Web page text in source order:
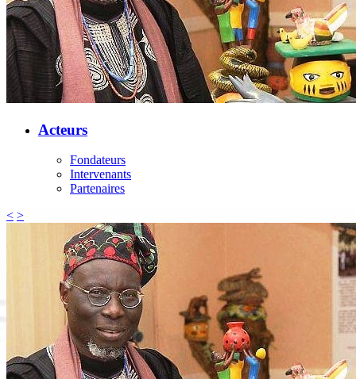
Acteurs
Fondateurs
Intervenants
Partenaires
< >